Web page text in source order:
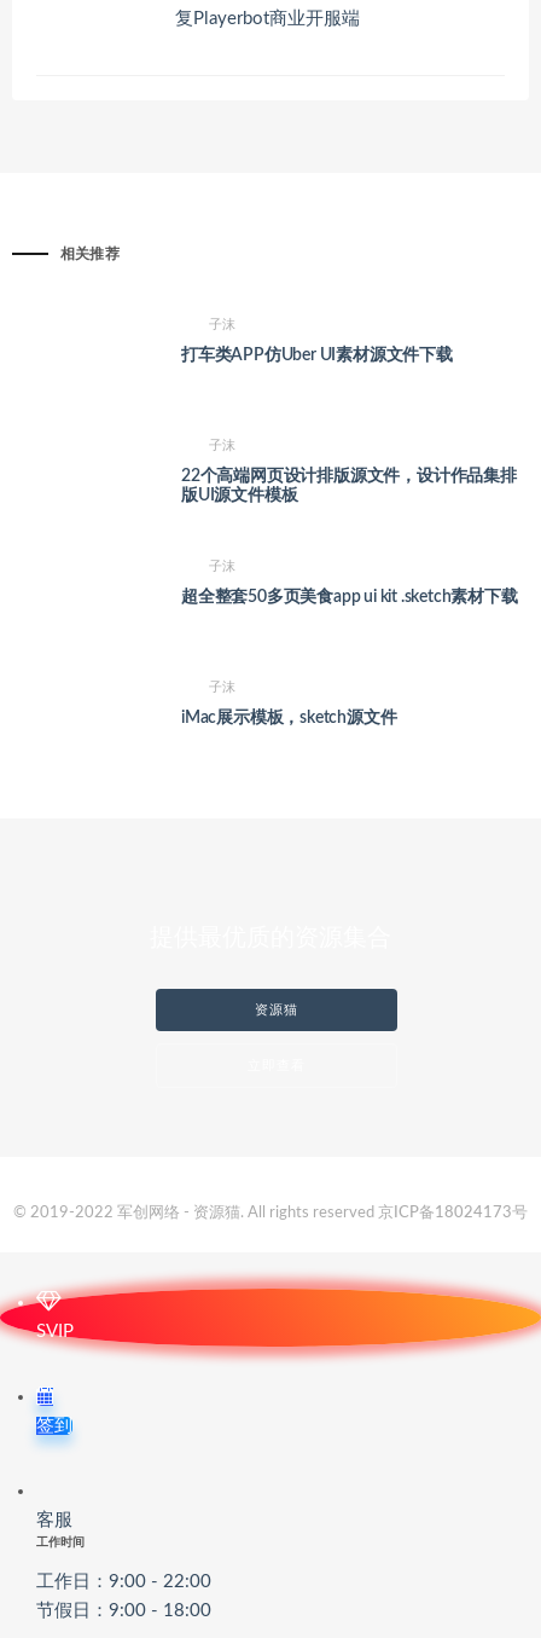
复Playerbot商业开服端
相关推荐
子沫
打车类APP仿Uber UI素材源文件下载
子沫
22个高端网页设计排版源文件，设计作品集排
版UI源文件模板
子沫
超全整套50多页美食app ui kit .sketch素材下载
子沫
iMac展示模板，sketch源文件
资源猫
© 2019-2022 军创网络 - 资源猫. All rights reserved 京ICP备18024173号
SVIP
签到
客服
工作时间
工作日：9:00 - 22:00
节假日：9:00 - 18:00